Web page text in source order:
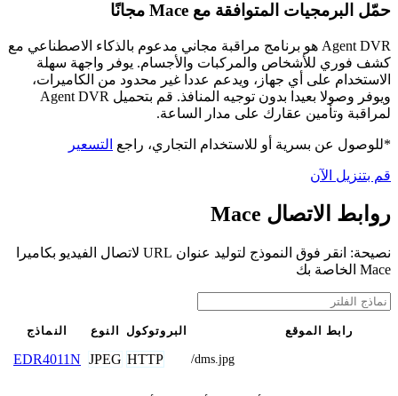
حمّل البرمجيات المتوافقة مع Mace مجانًا
Agent DVR هو برنامج مراقبة مجاني مدعوم بالذكاء الاصطناعي مع
كشف فوري للأشخاص والمركبات والأجسام. يوفر واجهة سهلة
الاستخدام على أي جهاز، ويدعم عددا غير محدود من الكاميرات،
ويوفر وصولا بعيدا بدون توجيه المنافذ. قم بتحميل Agent DVR
لمراقبة وتأمين عقارك على مدار الساعة.
*للوصول عن بسرية أو للاستخدام التجاري، راجع التسعير
قم بتنزيل الآن
روابط الاتصال Mace
نصيحة: انقر فوق النموذج لتوليد عنوان URL لاتصال الفيديو بكاميرا
Mace الخاصة بك
النماذج النوع البروتوكول رابط الموقع
EDR4011N JPEG HTTP /dms.jpg